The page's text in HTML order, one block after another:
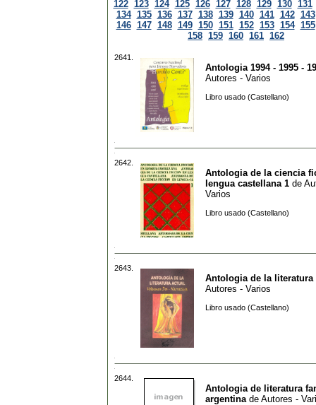
122 123 124 125 126 127 128 129 130 131
134 135 136 137 138 139 140 141 142 143
146 147 148 149 150 151 152 153 154 155
158 159 160 161 162
2641.
Antologia 1994 - 1995 -
Autores - Varios
Libro usado (Castellano)
2642.
Antologia de la ciencia
lengua castellana 1 de
Varios
Libro usado (Castellano)
2643.
Antologia de la literatura
Autores - Varios
Libro usado (Castellano)
2644.
Antologia de literatura
argentina de Autores -